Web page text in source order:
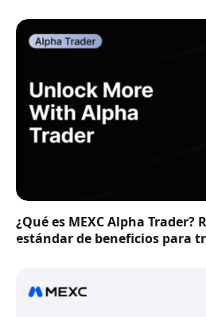
¿Qué es MEXC Alpha Trader?
estándar de beneficios para